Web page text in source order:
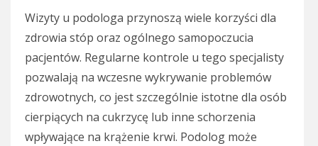
Wizyty u podologa przynoszą wiele korzyści dla
zdrowia stóp oraz ogólnego samopoczucia
pacjentów. Regularne kontrole u tego specjalisty
pozwalają na wczesne wykrywanie problemów
zdrowotnych, co jest szczególnie istotne dla osób
cierpiących na cukrzycę lub inne schorzenia
wpływające na krążenie krwi. Podolog może